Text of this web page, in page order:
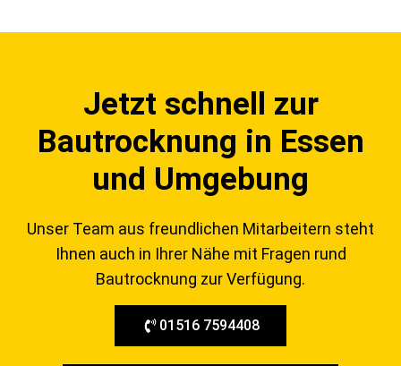
Jetzt schnell zur
Bautrocknung in Essen
und Umgebung
Unser Team aus freundlichen Mitarbeitern steht
Ihnen auch in Ihrer Nähe mit Fragen rund
Bautrocknung zur Verfügung.
01516 7594408